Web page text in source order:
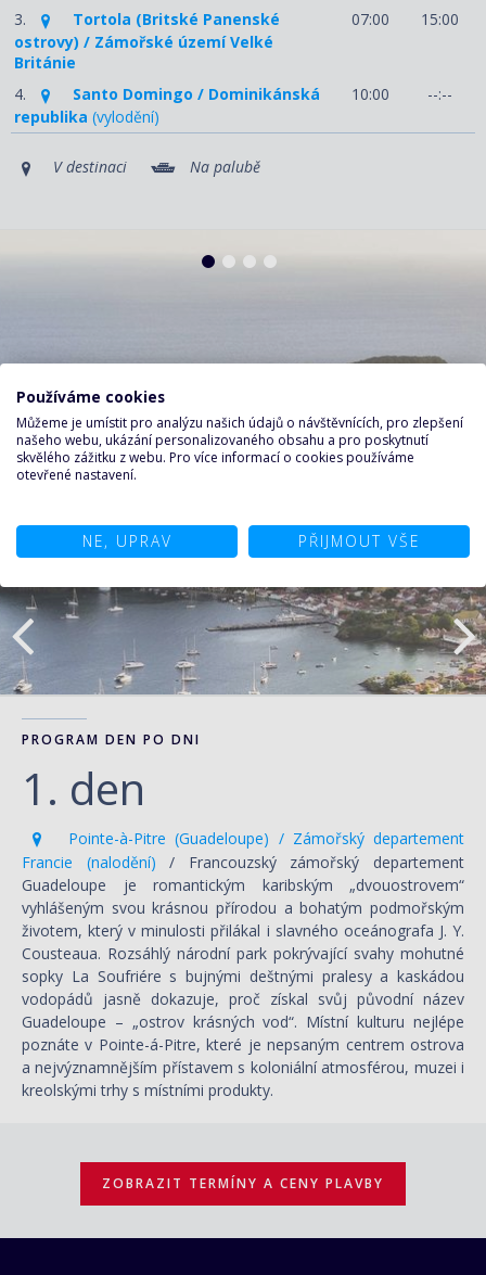
3.
Tortola (Britské Panenské
ostrovy) / Zámořské území Velké
Británie
07:00 15:00
4.
Santo Domingo / Dominikánská
republika (vylodění)
10:00 --:--
V destinaci Na palubě
PROGRAM DEN PO DNI
1. den
Pointe-à-Pitre (Guadeloupe) / Zámořský departement
Francie (nalodění)/ Francouzský zámořský departement
Guadeloupe je romantickým karibským „dvouostrovem“
vyhlášeným svou krásnou přírodou a bohatým podmořským
životem, který v minulosti přilákal i slavného oceánografa J. Y.
Cousteaua. Rozsáhlý národní park pokrývající svahy mohutné
sopky La Soufriére s bujnými deštnými pralesy a kaskádou
vodopádů jasně dokazuje, proč získal svůj původní název
Guadeloupe – „ostrov krásných vod“. Místní kulturu nejlépe
poznáte v Pointe-á-Pitre, které je nepsaným centrem ostrova
a nejvýznamnějším přístavem s koloniální atmosférou, muzei i
kreolskými trhy s místními produkty.
ZOBRAZIT TERMÍNY A CENY PLAVBY
Používáme cookies
Můžeme je umístit pro analýzu našich údajů o návštěvnících, pro zlepšení
našeho webu, ukázání personalizovaného obsahu a pro poskytnutí
skvělého zážitku z webu. Pro více informací o cookies používáme
otevřené nastavení.
NE, UPRAV PŘIJMOUT VŠE